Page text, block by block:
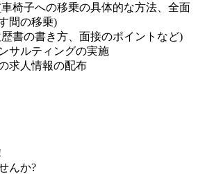
椅子への移乗の具体的な方法、全面
間の移乗)
書の書き方、面接のポイントなど)
サルティングの実施
求人情報の配布
んか?